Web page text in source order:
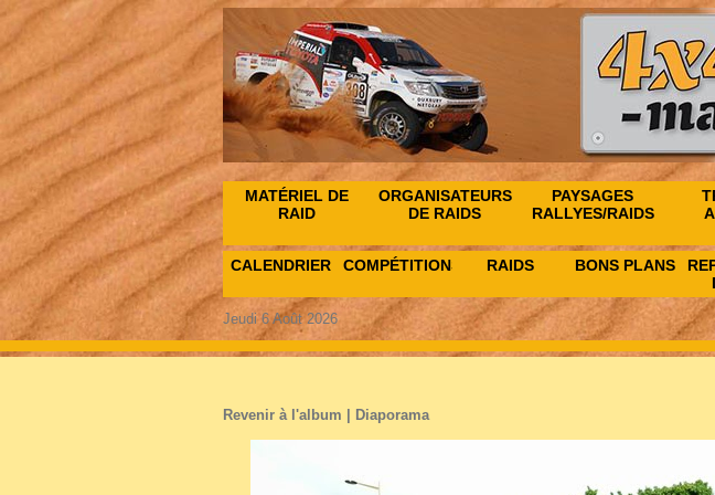
MATÉRIEL DE
RAID
ORGANISATEURS
DE RAIDS
PAYSAGES
RALLYES/RAIDS
CALENDRIER COMPÉTITIONS RAIDS BONS PLANS
Jeudi 6 Août 2026
Revenir à l'album Diaporama